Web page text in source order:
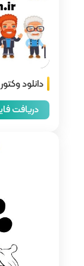
از کودکی تا پیری
17,000تومان